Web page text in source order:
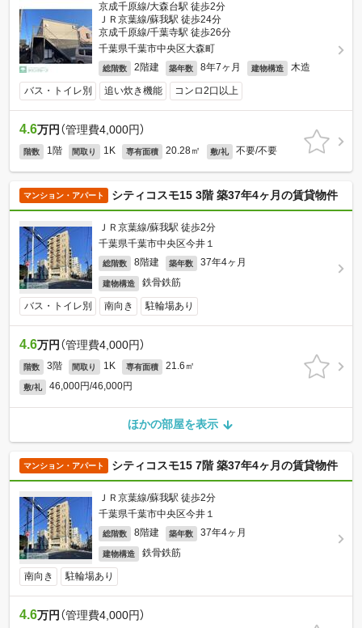
京成千原線/大森台駅 徒歩2分
ＪＲ京葉線/蘇我駅 徒歩24分
京成千原線/千葉寺駅 徒歩26分
千葉県千葉市中央区大森町
総階数 2階建 築年数 8年7ヶ月 建物構造 木造
バス・トイレ別 追い炊き機能 コンロ2口以上
4.6万円 （管理費4,000円）
階数 1階 間取り 1K 専有面積 20.28㎡ 敷/礼 不要/不要
マンション・アパート シティコスモ15 3階 築37年4ヶ月の賃貸物件
ＪＲ京葉線/蘇我駅 徒歩2分
千葉県千葉市中央区今井１
総階数 8階建 築年数 37年4ヶ月
建物構造 鉄骨鉄筋
バス・トイレ別 南向き 駐輪場あり
4.6万円 （管理費4,000円）
階数 3階 間取り 1K 専有面積 21.6㎡
敷/礼 46,000円/46,000円
ほかの部屋を表示
マンション・アパート シティコスモ15 7階 築37年4ヶ月の賃貸物件
ＪＲ京葉線/蘇我駅 徒歩2分
千葉県千葉市中央区今井１
総階数 8階建 築年数 37年4ヶ月
建物構造 鉄骨鉄筋
南向き 駐輪場あり
4.6万円 （管理費4,000円）